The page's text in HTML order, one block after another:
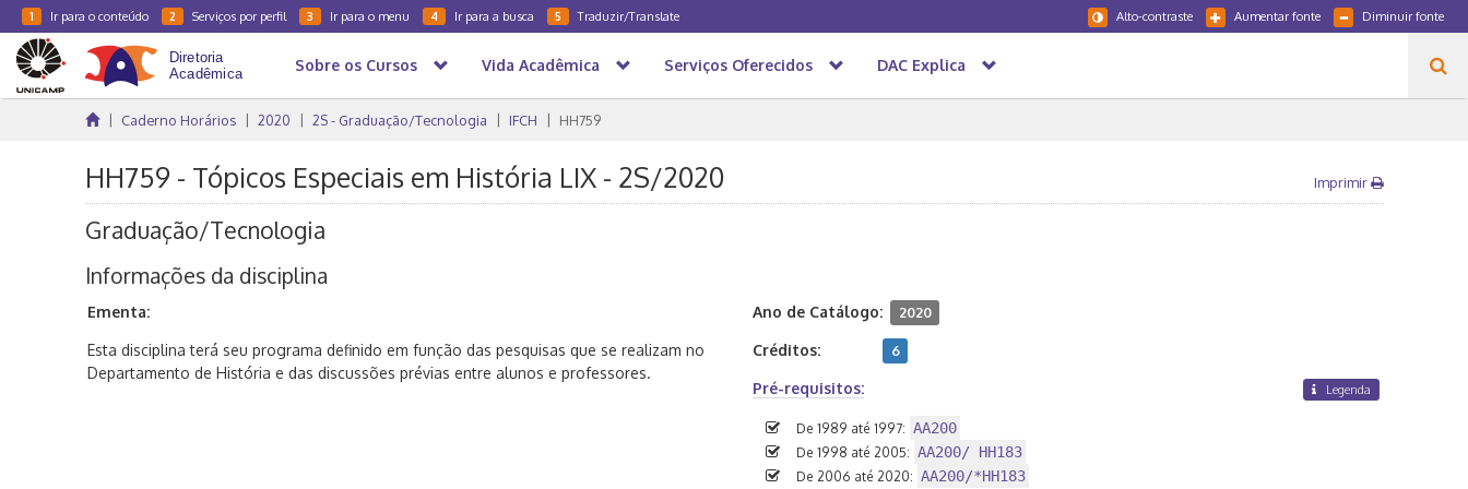
1 Ir para o conteúdo 2 Serviços por perfil 3 Ir para o menu 4 Ir para a busca 5 Traduzir/Translate Diminuir fonte
Aumentar fonte
Alto-contraste
Sobre os Cursos Vida Acadêmica Serviços Oferecidos DAC Explica
Caderno Horários 2020 2S - Graduação/Tecnologia IFCH HH759
HH759 - Tópicos Especiais em História LIX - 2S/2020 Imprimir
Graduação/Tecnologia
Informações da disciplina
Ementa:
Esta disciplina terá seu programa definido em função das pesquisas que se realizam no
Departamento de História e das discussões prévias entre alunos e professores.
Ano de Catálogo: 2020
Créditos: 6
Pré-requisitos: Legenda
De 1989 até 1997: AA200
De 1998 até 2005: AA200/ HH183
De 2006 até 2020: AA200/*HH183